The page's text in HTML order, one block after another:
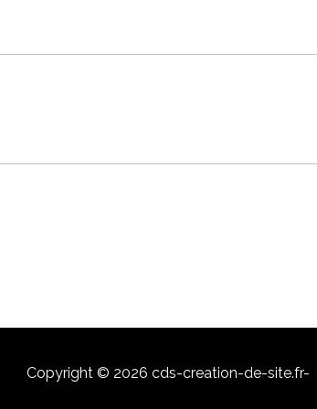
Copyright © 2026 cds-creation-de-site.fr-